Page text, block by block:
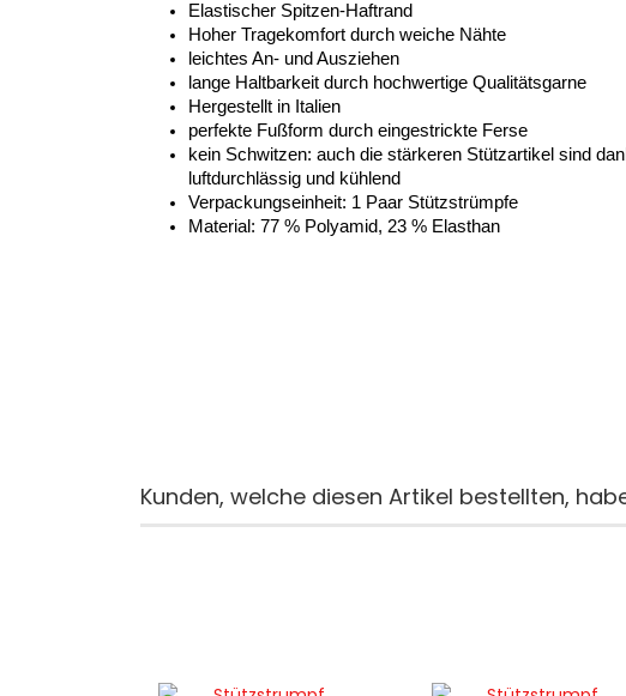
Elastischer Spitzen-Haftrand
Hoher Tragekomfort durch weiche Nähte
leichtes An- und Ausziehen
lange Haltbarkeit durch hochwertige Qualitätsgarne
Hergestellt in Italien
perfekte Fußform durch eingestrickte Ferse
kein Schwitzen: auch die stärkeren Stützartikel sind
luftdurchlässig und kühlend
Verpackungseinheit: 1 Paar Stützstrümpfe
Material: 77 % Polyamid, 23 % Elasthan
Kunden, welche diesen Artikel bestellten,